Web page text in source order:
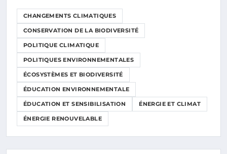
CHANGEMENTS CLIMATIQUES
CONSERVATION DE LA BIODIVERSITÉ
POLITIQUE CLIMATIQUE
POLITIQUES ENVIRONNEMENTALES
ÉCOSYSTÈMES ET BIODIVERSITÉ
ÉDUCATION ENVIRONNEMENTALE
ÉDUCATION ET SENSIBILISATION ÉNERGIE ET CLIMAT
ÉNERGIE RENOUVELABLE